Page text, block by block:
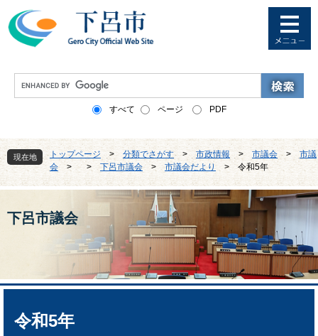
ー
ニ
本
文
へ
e
カ
ス
タ
検
索
すべて ページ PDF
現在地 トップページ > 分類でさがす > 市政情報 > 市議会 >
市議
会
> > 下呂市議会 > 市議会だより > 令和5年
下呂市議会
本
令和5年